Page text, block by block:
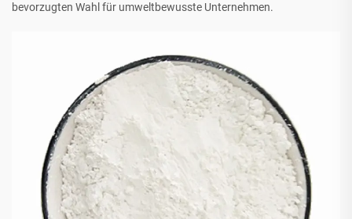
bevorzugten Wahl für umweltbewusste Unternehmen.